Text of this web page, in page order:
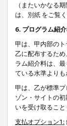
（またいかなる
は、 別紙 をご覧
6. プログラム紹
甲は、甲内部の
乙に配布するた
ラム紹介料は、
ている水準より
甲は、乙が標準
ゾン・サイトの
いを受け取るこ
支払オプション1: